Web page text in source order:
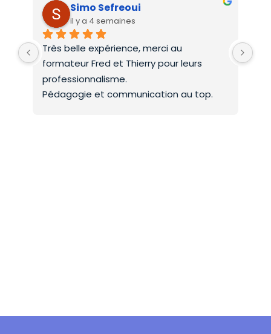
Simo Sefreoui
il y a 4 semaines
Très belle expérience, merci au
formateur Fred et Thierry pour leurs
professionnalisme.
Pédagogie et communication au top.